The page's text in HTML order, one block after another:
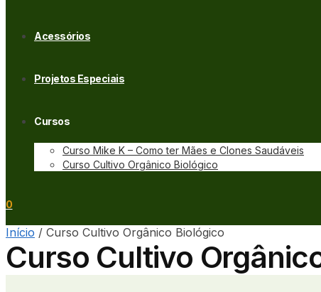
Acessórios
Projetos Especiais
Cursos
Curso Mike K – Como ter Mães e Clones Saudáveis
Curso Cultivo Orgânico Biológico
0
Início / Curso Cultivo Orgânico Biológico
Curso Cultivo